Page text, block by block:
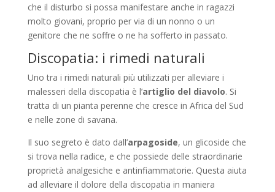
che il disturbo si possa manifestare anche in ragazzi
molto giovani, proprio per via di un nonno o un
genitore che ne soffre o ne ha sofferto in passato.
Discopatia: i rimedi naturali
Uno tra i rimedi naturali più utilizzati per alleviare i
malesseri della discopatia è l’artiglio del diavolo. Si
tratta di un pianta perenne che cresce in Africa del Sud
e nelle zone di savana.
Il suo segreto è dato dall’arpagoside, un glicoside che
si trova nella radice, e che possiede delle straordinarie
proprietà analgesiche e antinfiammatorie. Questa aiuta
ad alleviare il dolore della discopatia in maniera